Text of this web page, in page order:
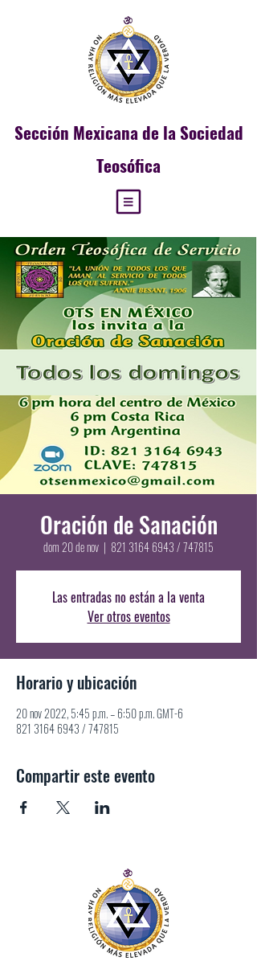
Sección Mexicana de la Sociedad
Teosófica
Oración de Sanación
dom 20 de nov
  |
821 3164 6943 / 747815
Las entradas no están a la venta
Ver otros eventos
Horario y ubicación
20 nov 2022, 5:45 p.m. – 6:50 p.m. GMT-6
821 3164 6943 / 747815
Compartir este evento